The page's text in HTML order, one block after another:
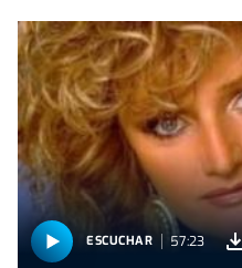
ESCUCHAR 57:23